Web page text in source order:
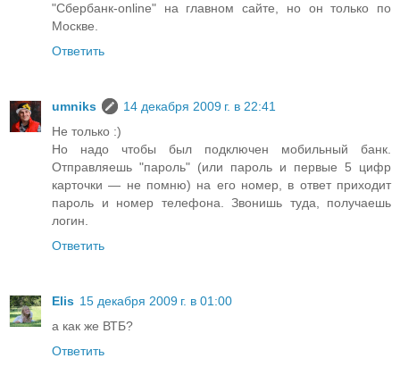
"Сбербанк-online" на главном сайте, но он только по
Москве.
Ответить
umniks
14 декабря 2009 г. в 22:41
Не только :)
Но надо чтобы был подключен мобильный банк.
Отправляешь "пароль" (или пароль и первые 5 цифр
карточки — не помню) на его номер, в ответ приходит
пароль и номер телефона. Звонишь туда, получаешь
логин.
Ответить
Elis 15 декабря 2009 г. в 01:00
а как же ВТБ?
Ответить